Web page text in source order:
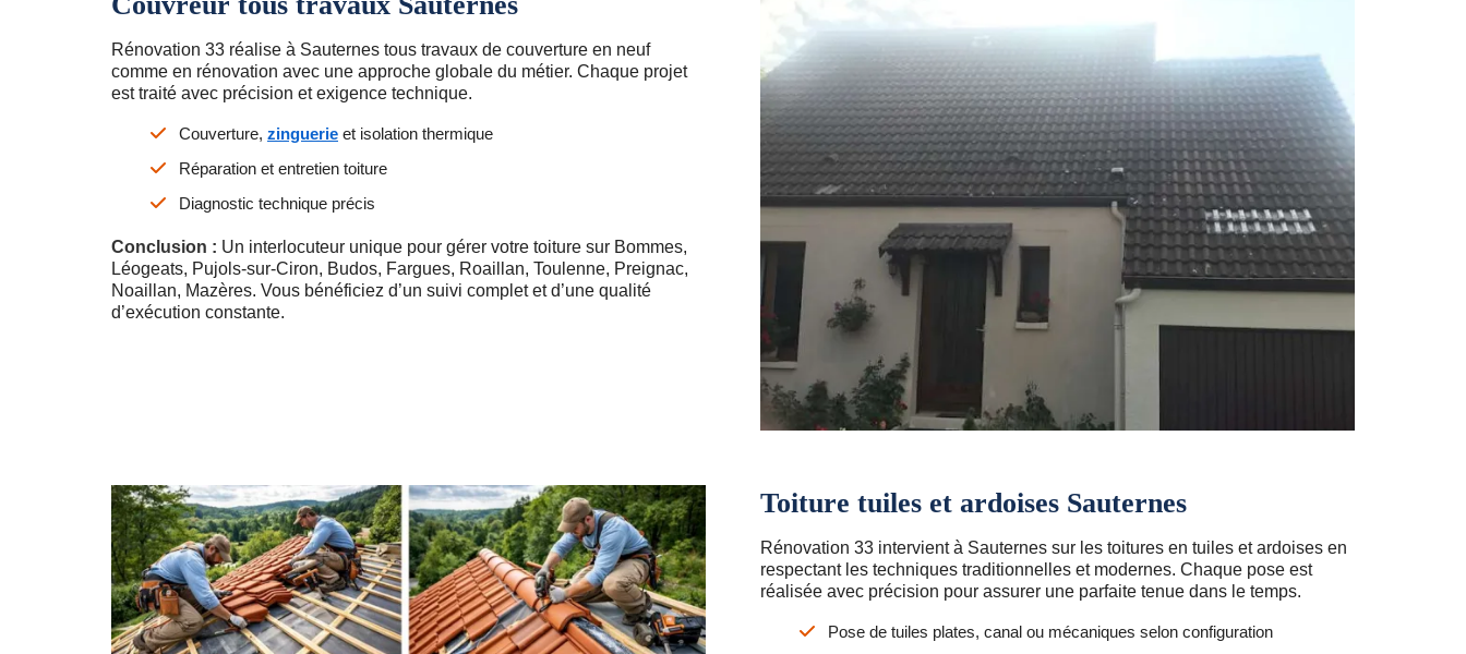
Rénovation 33 réalise à Sauternes tous travaux de couverture en neuf
comme en rénovation avec une approche globale du métier. Chaque projet
est traité avec précision et exigence technique.
Couverture, zinguerie et isolation thermique
Réparation et entretien toiture
Diagnostic technique précis
Conclusion : Un interlocuteur unique pour gérer votre toiture sur Bommes,
Léogeats, Pujols-sur-Ciron, Budos, Fargues, Roaillan, Toulenne, Preignac,
Noaillan, Mazères. Vous bénéficiez d’un suivi complet et d’une qualité
d’exécution constante.
Toiture tuiles et ardoises Sauternes
Rénovation 33 intervient à Sauternes sur les toitures en tuiles et ardoises en
respectant les techniques traditionnelles et modernes. Chaque pose est
réalisée avec précision pour assurer une parfaite tenue dans le temps.
Pose de tuiles plates, canal ou mécaniques selon configuration